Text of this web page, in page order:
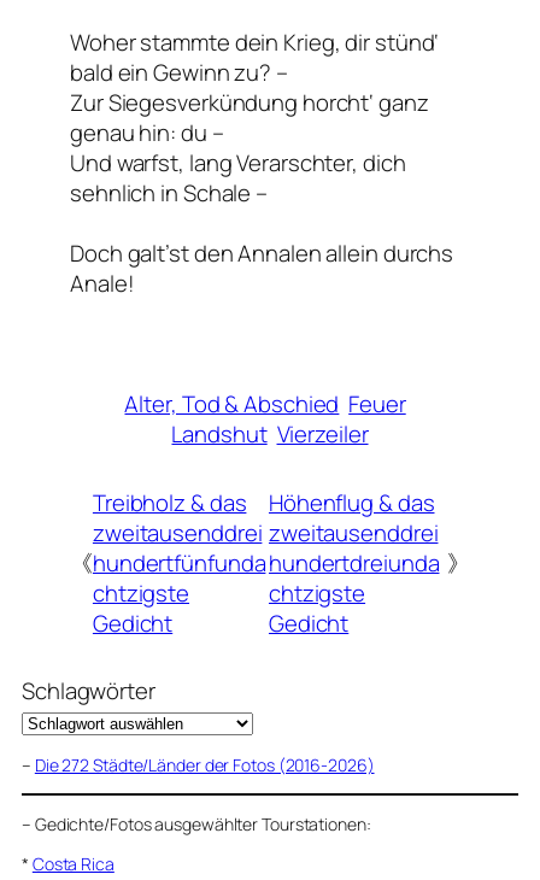
Woher stammte dein Krieg, dir stünd‘
bald ein Gewinn zu? –
Zur Siegesverkündung horcht‘ ganz
genau hin: du –
Und warfst, lang Verarschter, dich
sehnlich in Schale –
Doch galt’st den Annalen allein durchs
Anale!
Alter, Tod & Abschied Feuer
Landshut Vierzeiler
《
Treibholz & das
zweitausenddrei
hundertfünfunda
chtzigste
Gedicht
Höhenflug & das
zweitausenddrei
hundertdreiunda
chtzigste
Gedicht
》
Schlagwörter
– Die 272 Städte/Länder der Fotos (2016-2026)
– Gedichte/Fotos ausgewählter Tourstationen:
* Costa Rica